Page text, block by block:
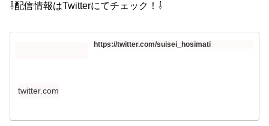
⇩配信情報はTwitterにてチェック！⇩
https://twitter.com/suisei_hosimati
twitter.com